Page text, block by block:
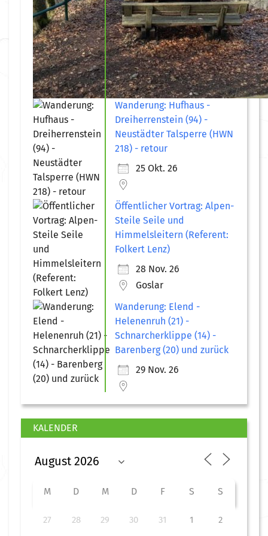
Wanderung: Hufhaus -
Dreiherrenstein (94) -
Neustädter Talsperre (HWN
218) - retour
25 Okt. 26
Öffentlicher Vortrag: Alpen-
Steile Seile und
Himmelsleitern (Referent:
Folkert Lenz)
28 Nov. 26
Goslar
Wanderung: Elend -
Helenenruh (21) -
Schnarcherklippe (14) -
Barenberg (20) und zurück
29 Nov. 26
KALENDER
M D M D F S S
27 28 29 30 31 1 2